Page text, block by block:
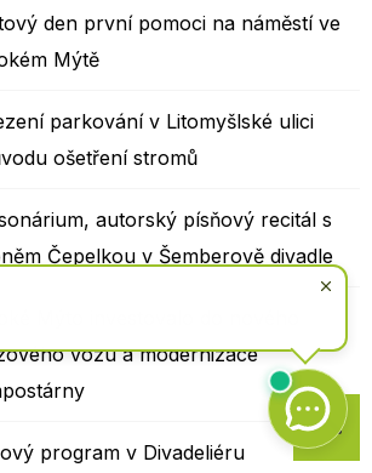
den první pomoci na náměstí ve
Mýtě
parkování v Litomyšlské ulici
ošetření stromů
autorský písňový recitál s
Čepelkou v Šemberově divadle
vozu a modernizace
program v Divadeliéru
Zpět
na
začátek